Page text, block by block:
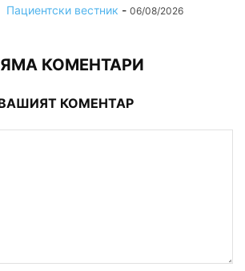
Пациентски вестник - 06/08/2026
КОМЕНТАРИ
КОМЕНТАР